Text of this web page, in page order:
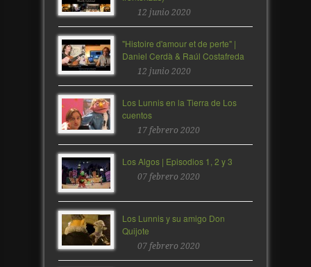
12 junio 2020
"Histoire d'amour et de perte" |
Daniel Cerdà & Raúl Costafreda
12 junio 2020
Los Lunnis en la Tierra de Los
cuentos
17 febrero 2020
Los Algos | Episodios 1, 2 y 3
07 febrero 2020
Los Lunnis y su amigo Don
Quijote
07 febrero 2020